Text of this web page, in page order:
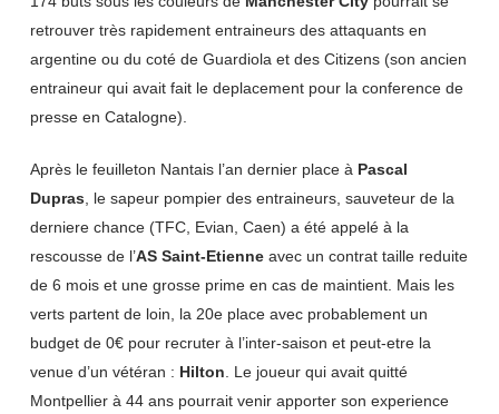
retrouver très rapidement entraineurs des attaquants en
argentine ou du coté de Guardiola et des Citizens (son ancien
entraineur qui avait fait le deplacement pour la conference de
presse en Catalogne).
Après le feuilleton Nantais l’an dernier place à Pascal
Dupras , le sapeur pompier des entraineurs, sauveteur de la
derniere chance (TFC, Evian, Caen) a été appelé à la
rescousse de l’AS Saint-Etienneavec un contrat taille reduite
de 6 mois et une grosse prime en cas de maintient. Mais les
verts partent de loin, la 20e place avec probablement un
budget de 0€ pour recruter à l’inter-saison et peut-etre la
venue d’un vétéran : Hilton . Le joueur qui avait quitté
Montpellier à 44 ans pourrait venir apporter son experience